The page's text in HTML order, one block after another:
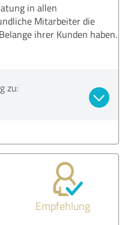
in allen
Mitarbeiter die
ihrer Kunden haben.
zu:
Empfehlung